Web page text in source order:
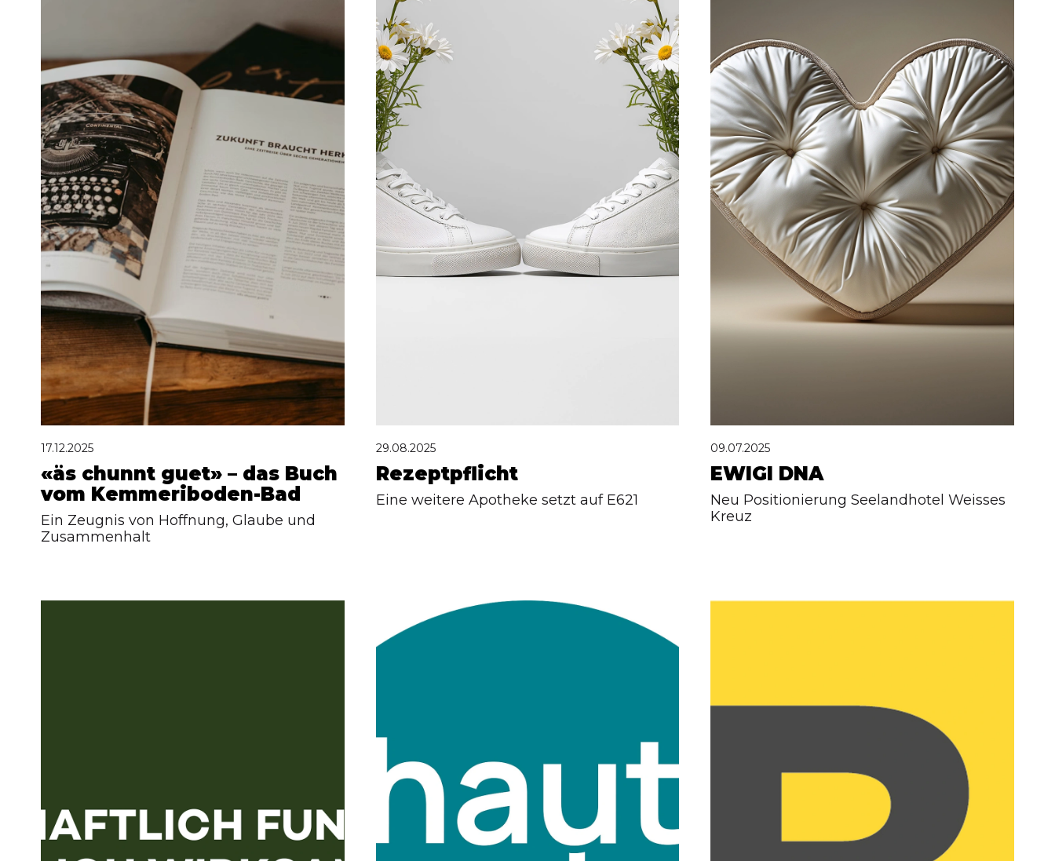
17.12.2025
«äs chunnt guet» – das Buch
vom Kemmeriboden-Bad
Ein Zeugnis von Hoffnung, Glaube und
Zusammenhalt
29.08.2025
Rezeptpflicht
Eine weitere Apotheke setzt auf E621
09.07.2025
EWIGI DNA
Neu Positionierung Seelandhotel Weisses
Kreuz